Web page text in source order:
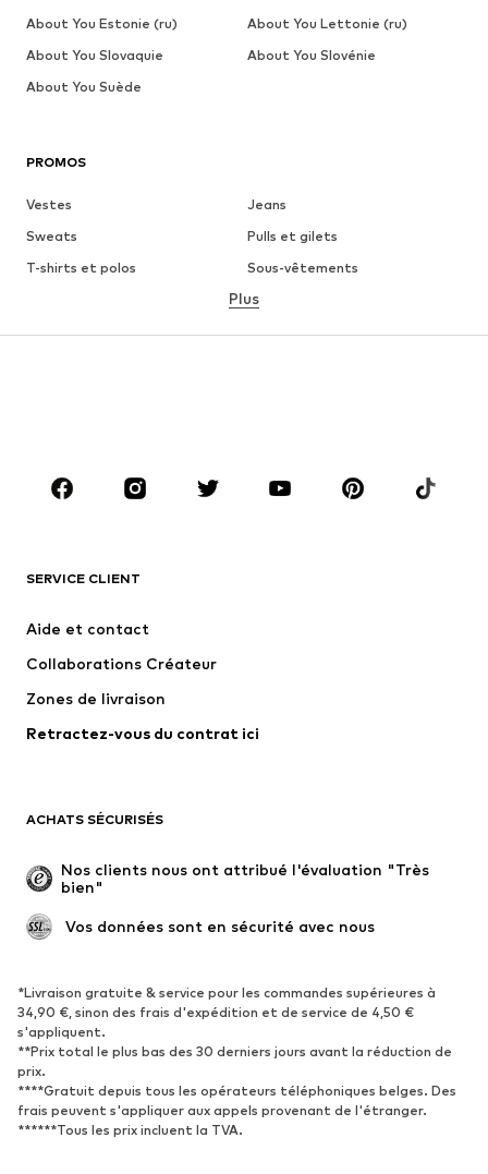
PROMOS
Vestes
Jeans
Sweats
Pulls et gilets
T-shirts et polos
Sous-vêtements
Chemises
Manteaux
Costumes et vestes de
VÊTEMENTS
T-shirts et polos
Pantalons
Sous-vêtements
Costumes et vestes classiques
Maillots de bain
Grandes tailles
Nouveautés
Boots et bottes
Baskets
SPORT
Vêtements de sport
Chaussures de sport
Sacs à dos et sacs de sport
Accessoires de sport
Plus
SERVICE CLIENT
Aide et contact
Collaborations Créateur
Zones de livraison
Retractez-vous du contrat ici
ACHATS SÉCURISÉS
Nos clients nous ont attribué l'évaluation "Très
bien"
Vos données sont en sécurité avec nous
*Livraison gratuite & service pour les commandes supérieures à
34,90 €, sinon des frais d'expédition et de service de 4,50 €
s'appliquent.
**Prix total le plus bas des 30 derniers jours avant la réduction de
prix.
****Gratuit depuis tous les opérateurs téléphoniques belges. Des
frais peuvent s'appliquer aux appels provenant de l'étranger.
******Tous les prix incluent la TVA.
About You Estonie (ru)
About You Lettonie (ru)
About You Slovaquie
About You Slovénie
About You Suède